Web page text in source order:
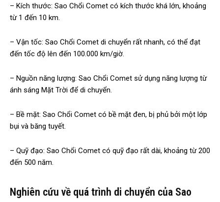
– Kích thước: Sao Chổi Comet có kích thước khá lớn, khoảng
từ 1 đến 10 km.
– Vận tốc: Sao Chổi Comet di chuyển rất nhanh, có thể đạt
đến tốc độ lên đến 100.000 km/giờ.
– Nguồn năng lượng: Sao Chổi Comet sử dụng năng lượng từ
ánh sáng Mặt Trời để di chuyển.
– Bề mặt: Sao Chổi Comet có bề mặt đen, bị phủ bởi một lớp
bụi và băng tuyết.
– Quỹ đạo: Sao Chổi Comet có quỹ đạo rất dài, khoảng từ 200
đến 500 năm.
Nghiên cứu về quá trình di chuyển của Sao